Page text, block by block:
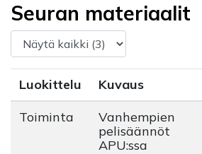
Seuran materiaalit
Luokittelu Kuvaus
Toiminta
Vanhempien
pelisäännöt
APU:ssa